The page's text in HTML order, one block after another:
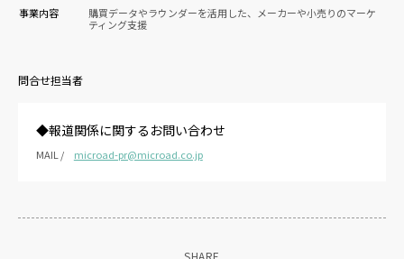
事業内容
購買データやラウンダーを活用した、メーカーや小売りのマーケ
ティング支援
問合せ担当者
◆報道関係に関するお問い合わせ
MAIL / microad-pr@microad.co.jp
SHARE